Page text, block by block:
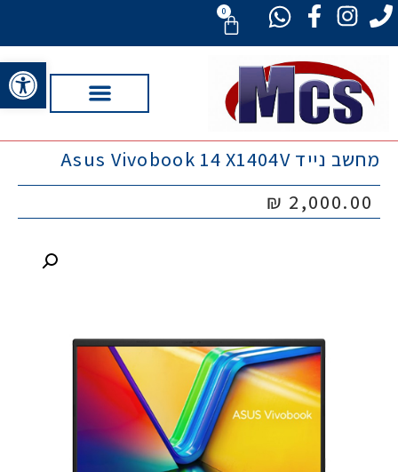
פתח
0
מחשב נייד Asus Vivobook 14 X1404V
2,000.00
₪